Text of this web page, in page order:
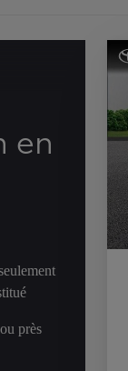
en
près